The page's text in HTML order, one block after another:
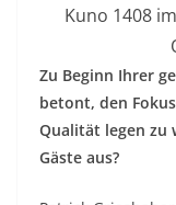
Kuno 1408
Zu Beginn Ihrer
betont, den
Qualität legen zu
Gäste aus?